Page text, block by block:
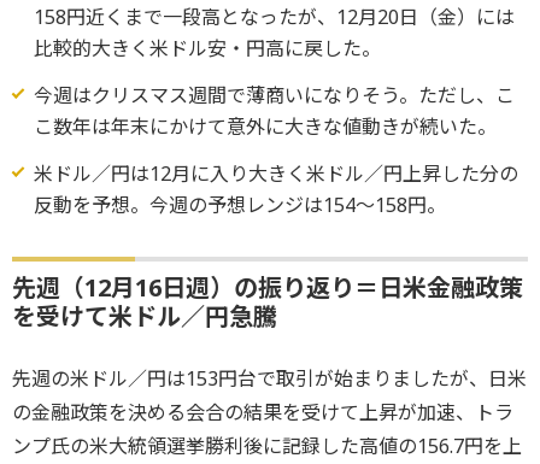
158円近くまで一段高となったが、12月20日（金）には
比較的大きく米ドル安・円高に戻した。
今週はクリスマス週間で薄商いになりそう。ただし、こ
こ数年は年末にかけて意外に大きな値動きが続いた。
米ドル／円は12月に入り大きく米ドル／円上昇した分の
反動を予想。今週の予想レンジは154～158円。
先週（12月16日週）の振り返り＝日米金融政策
を受けて米ドル／円急騰
先週の米ドル／円は153円台で取引が始まりましたが、日米
の金融政策を決める会合の結果を受けて上昇が加速、トラ
ンプ氏の米大統領選挙勝利後に記録した高値の156.7円を上